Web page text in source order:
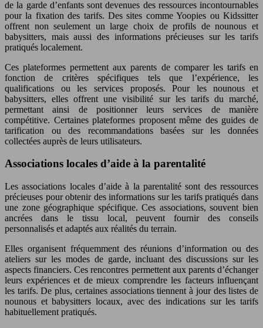
de la garde d’enfants sont devenues des ressources incontournables
pour la fixation des tarifs. Des sites comme Yoopies ou Kidssitter
offrent non seulement un large choix de profils de nounous et
babysitters, mais aussi des informations précieuses sur les tarifs
pratiqués localement.
Ces plateformes permettent aux parents de comparer les tarifs en
fonction de critères spécifiques tels que l’expérience, les
qualifications ou les services proposés. Pour les nounous et
babysitters, elles offrent une visibilité sur les tarifs du marché,
permettant ainsi de positionner leurs services de manière
compétitive. Certaines plateformes proposent même des guides de
tarification ou des recommandations basées sur les données
collectées auprès de leurs utilisateurs.
Associations locales d’aide à la parentalité
Les associations locales d’aide à la parentalité sont des ressources
précieuses pour obtenir des informations sur les tarifs pratiqués dans
une zone géographique spécifique. Ces associations, souvent bien
ancrées dans le tissu local, peuvent fournir des conseils
personnalisés et adaptés aux réalités du terrain.
Elles organisent fréquemment des réunions d’information ou des
ateliers sur les modes de garde, incluant des discussions sur les
aspects financiers. Ces rencontres permettent aux parents d’échanger
leurs expériences et de mieux comprendre les facteurs influençant
les tarifs. De plus, certaines associations tiennent à jour des listes de
nounous et babysitters locaux, avec des indications sur les tarifs
habituellement pratiqués.